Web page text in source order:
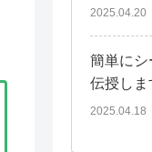
2025.04.20
簡単にシ
伝授しま
2025.04.18